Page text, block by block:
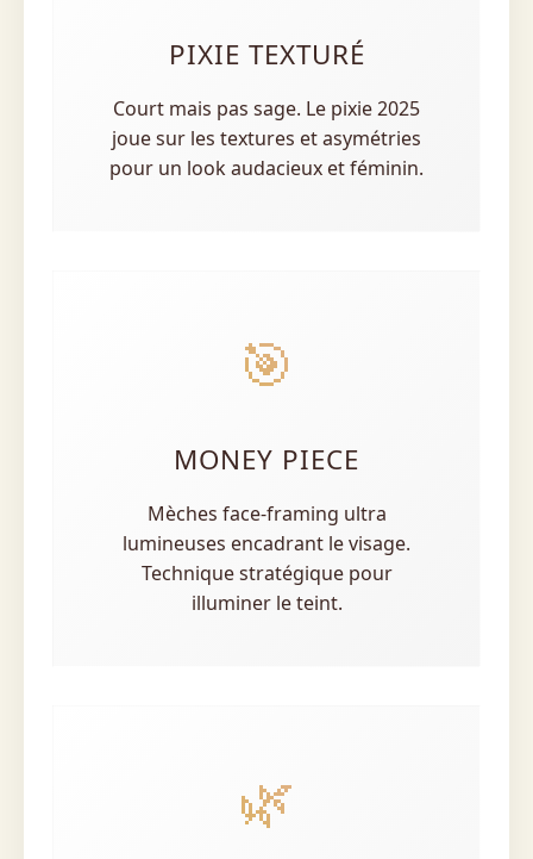
PIXIE TEXTURÉ
Court mais pas sage. Le pixie 2025
joue sur les textures et asymétries
pour un look audacieux et féminin.
🎯
MONEY PIECE
Mèches face-framing ultra
lumineuses encadrant le visage.
Technique stratégique pour
illuminer le teint.
🌿